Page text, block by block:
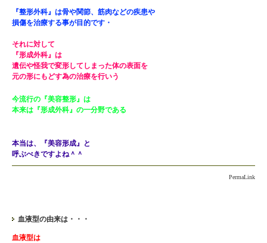
『整形外科』は骨や関節、筋肉などの疾患や
損傷を治療する事が目的です・
それに対して
『形成外科』は
遺伝や怪我で変形してしまった体の表面を
元の形にもどす為の治療を行いう
今流行の『美容整形』は
本来は『形成外科』の一分野である
本当は、『美容形成』と
呼ぶべきですよね＾＾
PermaLink
血液型の由来は・・・
血液型は